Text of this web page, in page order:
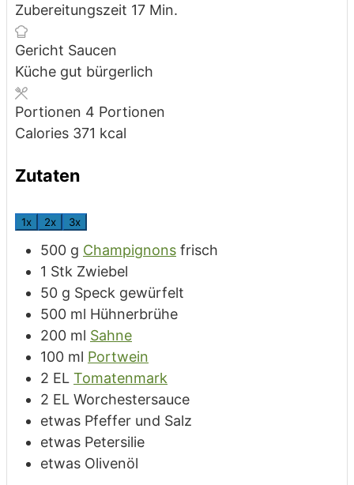
Zubereitungszeit 17Minuten
Min.
Gericht Saucen
Küche gut bürgerlich
Portionen 4 Portionen
Calories 371 kcal
Zutaten
1x 2x 3x
500 g Champignons frisch
1 Stk Zwiebel
50 g Speck gewürfelt
500 ml Hühnerbrühe
200 ml Sahne
100 ml Portwein
2 EL Tomatenmark
2 EL Worchestersauce
etwas Pfeffer und Salz
etwas Petersilie
etwas Olivenöl